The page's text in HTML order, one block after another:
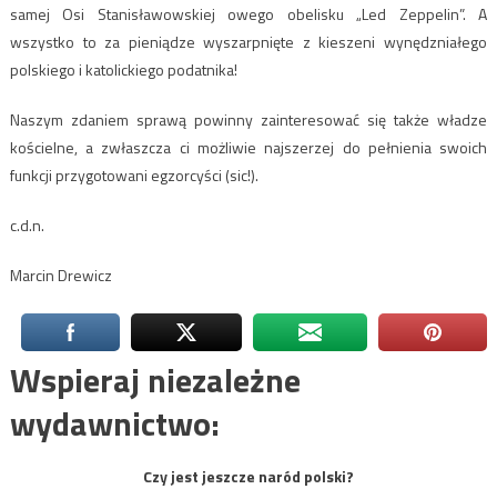
samej Osi Stanisławowskiej owego obelisku „Led Zeppelin”. A
wszystko to za pieniądze wyszarpnięte z kieszeni wynędzniałego
polskiego i katolickiego podatnika!
Naszym zdaniem sprawą powinny zainteresować się także władze
kościelne, a zwłaszcza ci możliwie najszerzej do pełnienia swoich
funkcji przygotowani egzorcyści (sic!).
c.d.n.
Marcin Drewicz
Wspieraj niezależne
wydawnictwo:
Czy jest jeszcze naród polski?